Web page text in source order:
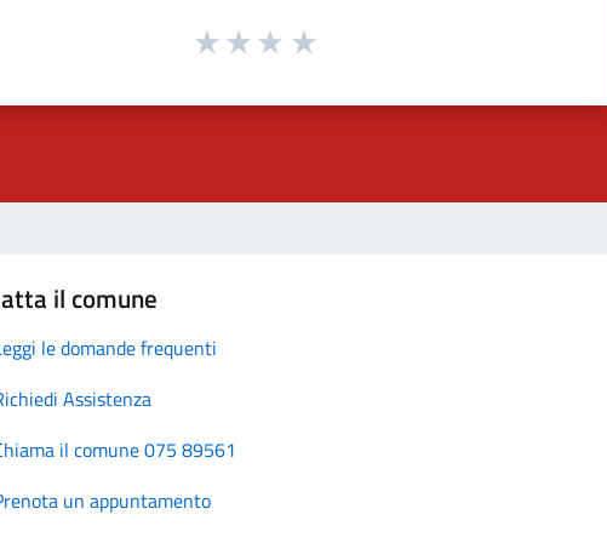
il comune
le domande frequenti
Assistenza
il comune 075 89561
un appuntamento